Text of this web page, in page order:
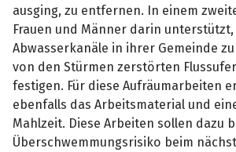
ausging, zu entfernen. In einem
Frauen und Männer darin
Abwasserkanäle in ihrer Gemeinde
von den Stürmen zerstörten
festigen. Für diese Aufräumarbeiten
ebenfalls das Arbeitsmaterial und
Mahlzeit. Diese Arbeiten sollen dazu
Überschwemmungsrisiko beim